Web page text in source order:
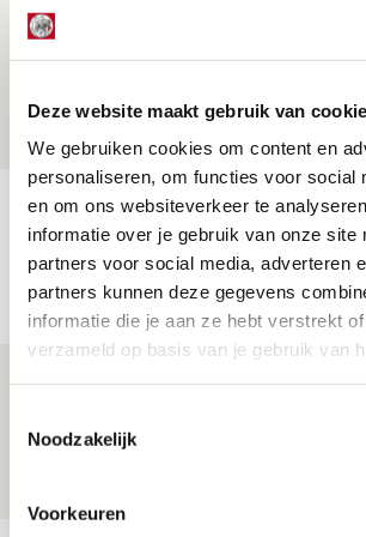
Deze website maakt gebruik van
We gebruiken cookies om content en
personaliseren, om functies voor social
en om ons websiteverkeer te
informatie over je gebruik van onze site
partners voor social media, adverteren
partners kunnen deze gegevens
informatie die je aan ze hebt verstrekt
verzameld op basis van je gebruik van
Noodzakelijk
Voorkeuren
Drie dingen die je moet
Zwolle - Ajax
08 AUGUSTUS 2026 - 12:32
Míchels elf: met welke
jij aan nieuw
Spelen bij Jong Ajax of Ajax
08 AUGUSTUS 2026 - 10:04